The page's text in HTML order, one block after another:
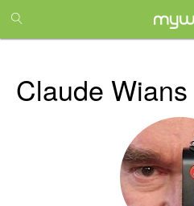
month
free
Claude Wians